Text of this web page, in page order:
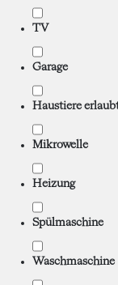
TV
Garage
Haustiere
Mikrowelle
Heizung
Spülmaschine
Waschmaschine